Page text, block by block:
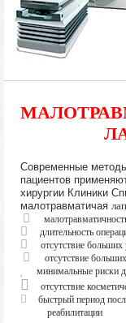
Современные методы
пациентов
хирургии Клиники
малотравматичая
длительность
отсутствие больших
отсутствие
минимальные риски
отсутствие
быстрый период
реабилитации